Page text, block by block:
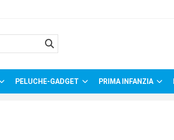
PELUCHE-GADGET PRIMA INFANZIA